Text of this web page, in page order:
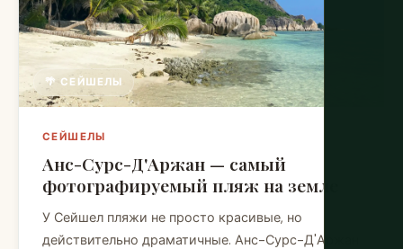
🌴 СЕЙШЕЛЫ
СЕЙШЕЛЫ
Анс-Сурс-Д'Аржан — самый
фотографируемый пляж на земле
У Сейшел пляжи не просто красивые, но
действительно драматичные. Анс-Сурс-Д'Аржан